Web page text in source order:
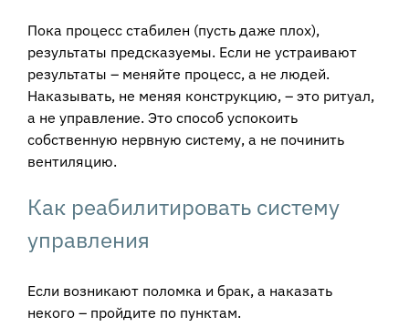
Пока процесс стабилен (пусть даже плох),
результаты предсказуемы. Если не устраивают
результаты – меняйте процесс, а не людей.
Наказывать, не меняя конструкцию, – это ритуал,
а не управление. Это способ успокоить
собственную нервную систему, а не починить
вентиляцию.
Как реабилитировать систему
управления
Если возникают поломка и брак, а наказать
некого – пройдите по пунктам.